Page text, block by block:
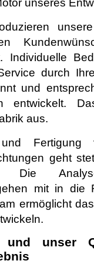
Individuelle
durch
und
entwickelt.
aus.
Fertigung
geht
Die
mit in die
ermöglicht
und unser